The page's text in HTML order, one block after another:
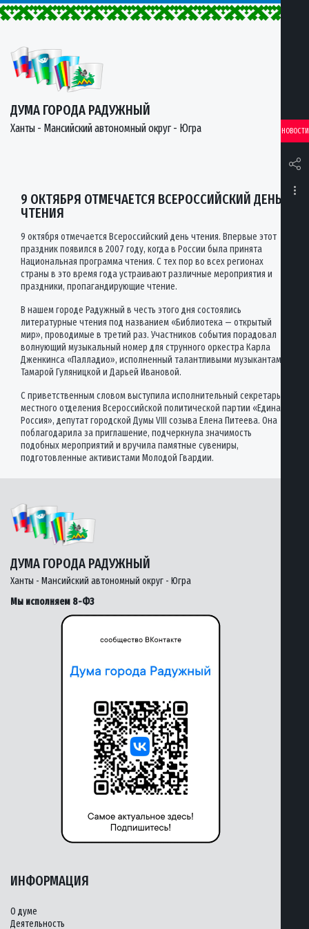
ДУМА ГОРОДА РАДУЖНЫЙ
Ханты - Мансийский автономный округ - Югра НОВОСТИ
9 ОКТЯБРЯ ОТМЕЧАЕТСЯ ВСЕРОССИЙСКИЙ ДЕНЬ
ЧТЕНИЯ
9 октября отмечается Всероссийский день чтения. Впервые этот
праздник появился в 2007 году, когда в России была принята
Национальная программа чтения. С тех пор во всех регионах
страны в это время года устраивают различные мероприятия и
праздники, пропагандирующие чтение.
В нашем городе Радужный в честь этого дня состоялись
литературные чтения под названием «Библиотека — открытый
мир», проводимые в третий раз. Участников события порадовал
волнующий музыкальный номер для струнного оркестра Карла
Дженкинса «Палладио», исполненный талантливыми музыкантами
Тамарой Гуляницкой и Дарьей Ивановой.
С приветственным словом выступила исполнительный секретарь
местного отделения Всероссийской политической партии «Единая
Россия», депутат городской Думы VIII созыва Елена Питеева. Она
поблагодарила за приглашение, подчеркнула значимость
подобных мероприятий и вручила памятные сувениры,
подготовленные активистами Молодой Гвардии.
ДУМА ГОРОДА РАДУЖНЫЙ
Ханты - Мансийский автономный округ - Югра
Мы исполняем 8-ФЗ
ИНФОРМАЦИЯ
О думе
Деятельность